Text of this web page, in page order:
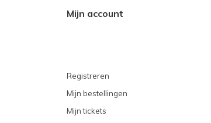
Mijn account
Registreren
Mijn bestellingen
Mijn tickets